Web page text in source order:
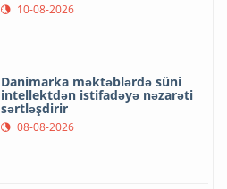
10-08-2026
Danimarka məktəblərdə süni
intellektdən istifadəyə nəzarəti
sərtləşdirir
08-08-2026